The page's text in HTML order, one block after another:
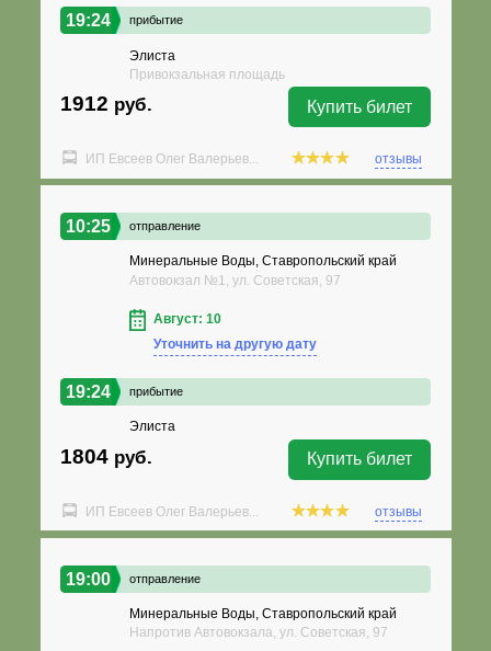
19:24 прибытие
Элиста
Привокзальная площадь
1912 руб. Купить билет
ИП Евсеев Олег Валерьев... отзывы
10:25 отправление
Минеральные Воды, Ставропольский край
Автовокзал №1, ул. Советская, 97
Август: 10
Уточнить на другую дату
19:24 прибытие
Элиста
1804 руб. Купить билет
ИП Евсеев Олег Валерьев... отзывы
19:00 отправление
Минеральные Воды, Ставропольский край
Напротив Автовокзала, ул. Советская, 97